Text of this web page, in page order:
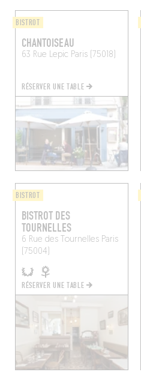
BISTROT
CHANTOISEAU
63 Rue Lepic Paris (75018)
RÉSERVER UNE TABLE
BISTROT
BISTROT DES
TOURNELLES
6 Rue des TournellesParis
(75004)
RÉSERVER UNE TABLE